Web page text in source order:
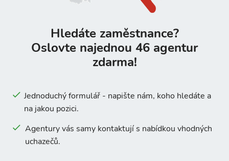
Hledáte zaměstnance?
Oslovte najednou 46 agentur
zdarma!
Jednoduchý formulář - napište nám, koho hledáte a
na jakou pozici.
Agentury vás samy kontaktují s nabídkou vhodných
uchazečů.